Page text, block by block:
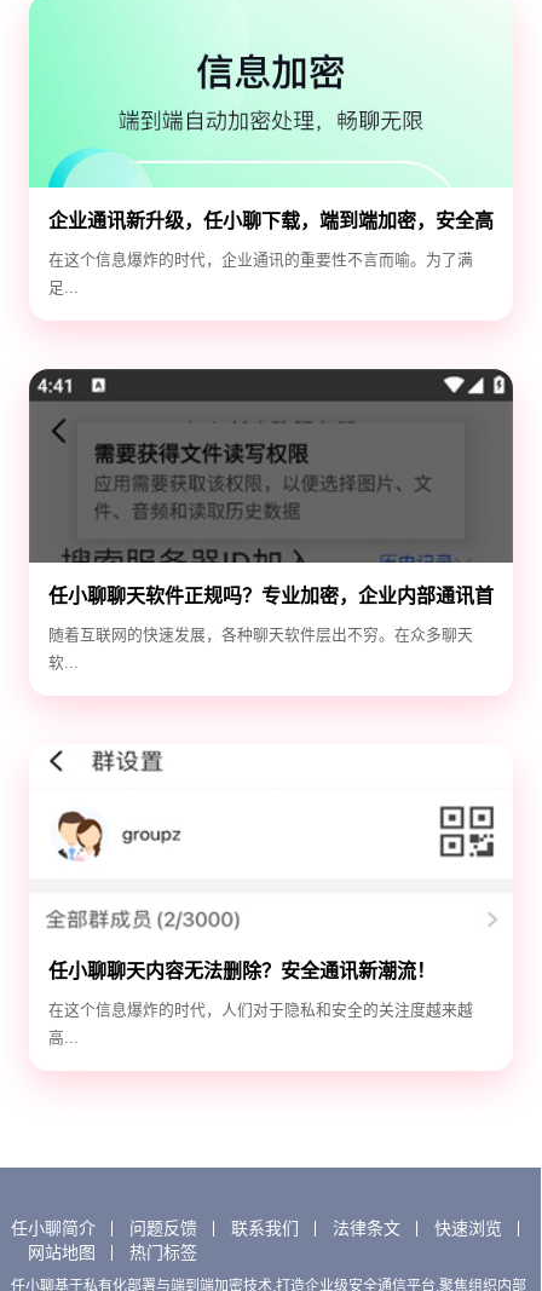
企业通讯新升级，任小聊下载，端到端加密，安全高
效！
在这个信息爆炸的时代，企业通讯的重要性不言而喻。为了满
足...
任小聊聊天软件正规吗？专业加密，企业内部通讯首
选！
随着互联网的快速发展，各种聊天软件层出不穷。在众多聊天
软...
任小聊聊天内容无法删除？安全通讯新潮流！
在这个信息爆炸的时代，人们对于隐私和安全的关注度越来越
高...
任小聊简介 问题反馈 联系我们 法律条文
快速浏览
网站地图
热门标签
任小聊基于私有化部署与端到端加密技术,打造企业级安全通信平台,聚焦组织内部